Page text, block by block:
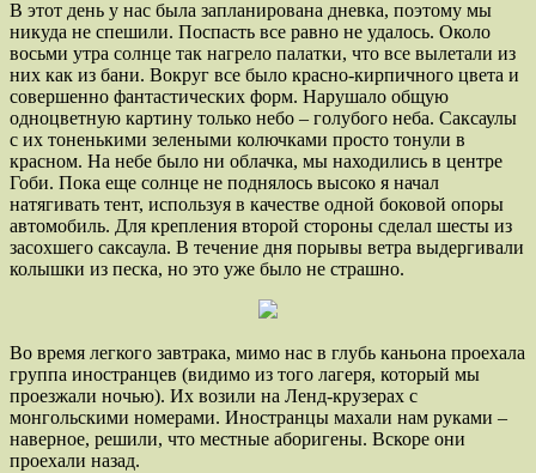
В этот день у нас была запланирована дневка, поэтому мы
никуда не спешили. Поспасть все равно не удалось. Около
восьми утра солнце так нагрело палатки, что все вылетали из
них как из бани. Вокруг все было красно-кирпичного цвета и
совершенно фантастических форм. Нарушало общую
одноцветную картину только небо – голубого неба. Саксаулы
с их тоненькими зелеными колючками просто тонули в
красном. На небе было ни облачка, мы находились в центре
Гоби. Пока еще солнце не поднялось высоко я начал
натягивать тент, используя в качестве одной боковой опоры
автомобиль. Для крепления второй стороны сделал шесты из
засохшего саксаула. В течение дня порывы ветра выдергивали
колышки из песка, но это уже было не страшно.
Во время легкого завтрака, мимо нас в глубь каньона проехала
группа иностранцев (видимо из того лагеря, который мы
проезжали ночью). Их возили на Ленд-крузерах с
монгольскими номерами. Иностранцы махали нам руками –
наверное, решили, что местные аборигены. Вскоре они
проехали назад.